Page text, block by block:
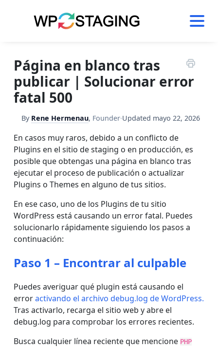
Página en blanco tras
publicar | Solucionar error
fatal 500
By Rene Hermenau, Founder·Updated mayo 22, 2026
En casos muy raros, debido a un conflicto de
Plugins en el sitio de staging o en producción, es
posible que obtengas una página en blanco tras
ejecutar el proceso de publicación o actualizar
Plugins o Themes en alguno de tus sitios.
En ese caso, uno de los Plugins de tu sitio
WordPress está causando un error fatal. Puedes
solucionarlo rápidamente siguiendo los pasos a
continuación:
Paso 1 – Encontrar al culpable
Puedes averiguar qué plugin está causando el
erroractivando el archivo debug.log de WordPress.
Tras activarlo, recarga el sitio web y abre el
debug.log para comprobar los errores recientes.
Busca cualquier línea reciente que mencione PHP